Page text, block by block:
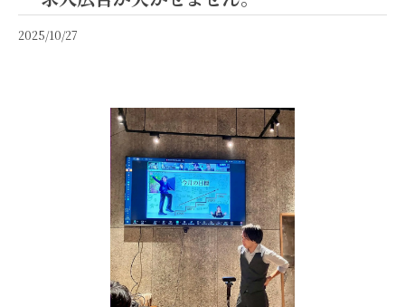
2025/10/27